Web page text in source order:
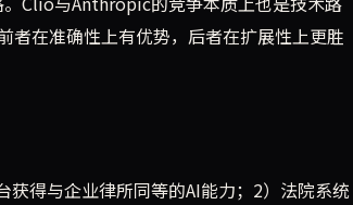
在准确性上有优势，后者在扩展性上更胜
获得与企业律所同等的AI能力；2）法院系统